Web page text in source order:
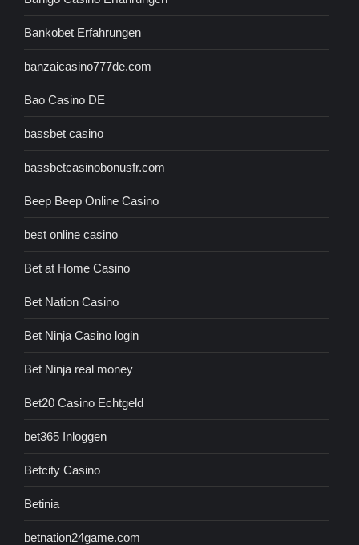
Bankobet Erfahrungen
banzaicasino777de.com
Bao Casino DE
bassbet casino
bassbetcasinobonusfr.com
Beep Beep Online Casino
best online casino
Bet at Home Casino
Bet Nation Casino
Bet Ninja Casino login
Bet Ninja real money
Bet20 Casino Echtgeld
bet365 Inloggen
Betcity Casino
Betinia
betnation24game.com